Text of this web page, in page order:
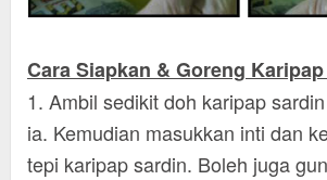
Cara Siapkan & Goreng
1. Ambil sedikit doh karipap
ia. Kemudian masukkan inti dan
tepi karipap sardin. Boleh juga